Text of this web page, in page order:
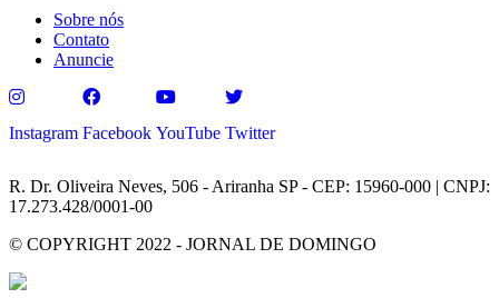
Sobre nós
Contato
Anuncie
Instagram Facebook YouTube Twitter
R. Dr. Oliveira Neves, 506 - Ariranha SP - CEP: 15960-000 | CNPJ:
17.273.428/0001-00
© COPYRIGHT 2022 - JORNAL DE DOMINGO